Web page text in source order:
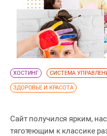
ХОСТИНГ СИСТЕМА
ЗДОРОВЬЕ И КРАСОТА
Сайт получился ярким,
тяготеющим к классике